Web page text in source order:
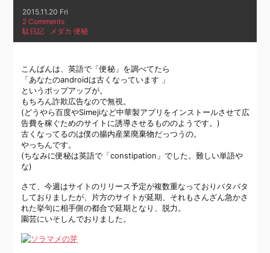
2015.11.20 Fri
2 Comments
駄日記
メダカ ,便秘
こんばんは、英語で「便秘」を調べてたら
「あなたのandroidは古くなっています 」
というポップアップが。
もちろん詐欺広告なので無視。
(どうやら百度やSimejiなど中華製アプリをインストールさせて広
告費を稼ぐためのサイトに誘導させるもののようです。)
古くなってるのは僕の腸内産業廃棄物だっつうの。
やっちんです。
(ちなみに便秘は英語で「constipation」でした。難しい単語や
な)
さて、今週はサイトのリリース予定が複数重なっておりバタバタ
しておりましたが、片方のサイトが延期、それもさんざん急かさ
れた挙句に相手側の都合で延期となり、脱力。
園芸にいそしんでおりました。